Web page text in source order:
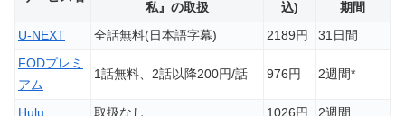
私』の取扱
込)
期間
U-NEXT 全話無料(日本語字幕) 2189円 31日間
FODプレミ
アム
1話無料、2話以降200円/話 976円 2週間*
Hulu 取扱なし 1026円 2週間